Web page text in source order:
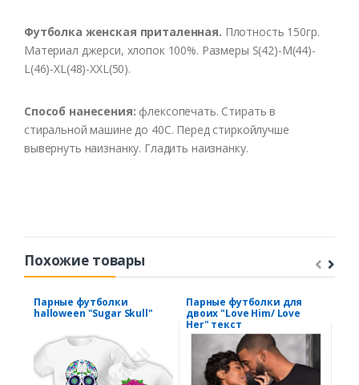
Футболка женская приталенная. Плотность 150гр.
Материал джерси, хлопок 100%. Размеры S(42)-M(44)-
L(46)-XL(48)-XXL(50).
Способ нанесения: флексопечать. Стирать в
стиральной машине до 40С. Перед стиркойлучше
вывернуть наизнанку. Гладить наизнанку.
Похожие товары
Парные футболки
halloween "Sugar Skull"
Парные футболки для
двоих "Love Him/ Love
Her" текст